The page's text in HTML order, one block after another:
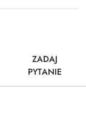
ZADAJ
PYTANIE